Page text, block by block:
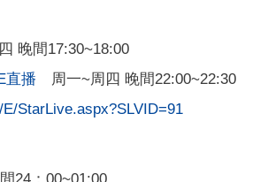
晚間17:30~18:00
直播 周一~周四 晚間22:00~22:30
StarLive.aspx?SLVID=91